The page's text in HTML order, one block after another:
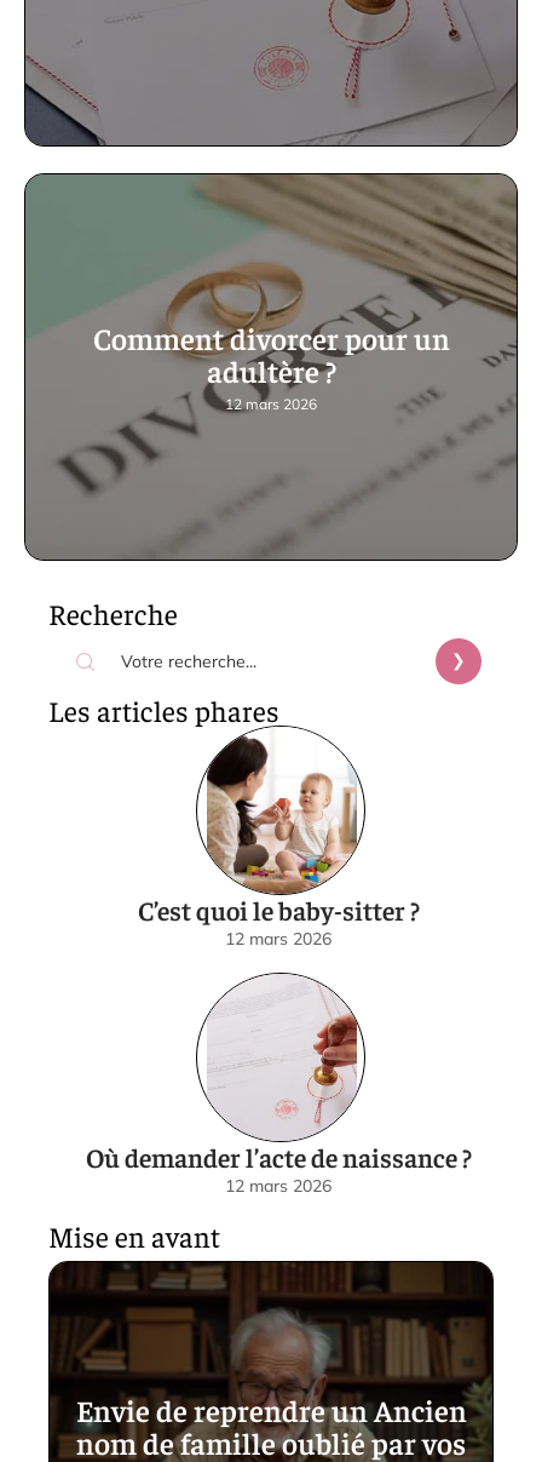
Comment divorcer pour un
adultère ?
12 mars 2026
Recherche
Les articles phares
C’est quoi le baby-sitter ?
12 mars 2026
Où demander l’acte de naissance ?
12 mars 2026
Mise en avant
Envie de reprendre un Ancien
nom de famille oublié par vos